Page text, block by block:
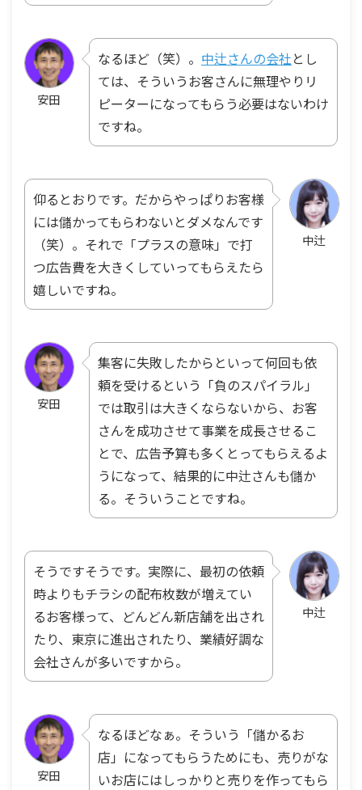
安田
なるほど（笑）。 中辻さんの会社とし
ては、そういうお客さんに無理やりリ
ピーターになってもらう必要はないわけ
ですね。
中辻
仰るとおりです。だからやっぱりお客様
には儲かってもらわないとダメなんです
（笑）。それで「プラスの意味」で打
つ広告費を大きくしていってもらえたら
嬉しいですね。
安田
集客に失敗したからといって何回も依
頼を受けるという「負のスパイラル」
では取引は大きくならないから、お客
さんを成功させて事業を成長させるこ
とで、広告予算も多くとってもらえるよ
うになって、結果的に中辻さんも儲か
る。そういうことですね。
中辻
そうですそうです。実際に、最初の依頼
時よりもチラシの配布枚数が増えてい
るお客様って、どんどん新店舗を出され
たり、東京に進出されたり、業績好調な
会社さんが多いですから。
安田
なるほどなぁ。そういう「儲かるお
店」になってもらうためにも、売りがな
いお店にはしっかりと売りを作ってもら